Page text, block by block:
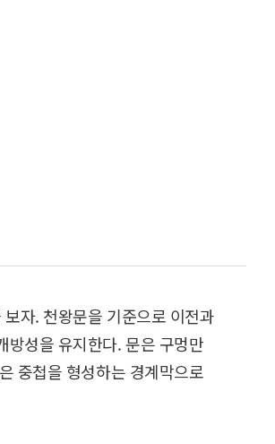
자. 천왕문을 기준으로 이전과
방성을 유지한다. 문은 구멍만
중첩을 형성하는 경계막으로